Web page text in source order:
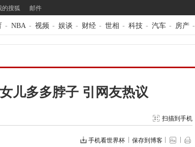
的搜狐 邮件
- NBA - 视频 - 娱谈 - 财经 - 世相 - 科技 - 汽车 - 房产 -
儿多多脖子 引网友热议
扫描到手机
手机看世界杯 保存到博客